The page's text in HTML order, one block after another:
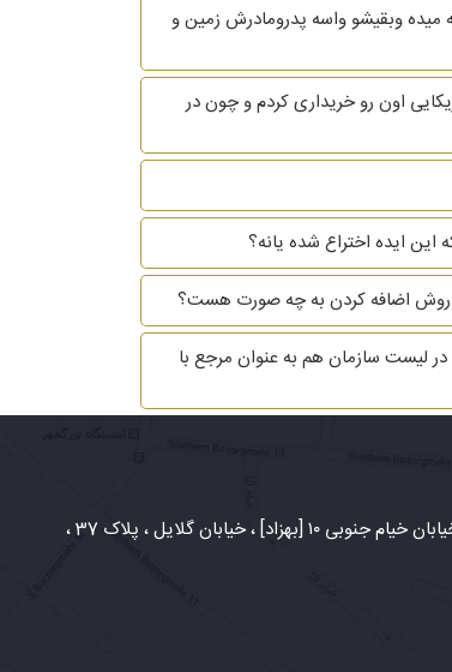
وبقیشو واسه پدرومادرش زمین و
اون رو خریداری کردم و چون در
این ایده اختراع شده یانه؟
روش اضافه کردن به چه صورت هست؟
لیست سازمان هم به عنوان مرجع با
شهر مشهد، بلوار سجاد ، خیابان خیام جنوبی ۱۰ [بهزاد] ، خیابان گلایل ، پلاک 37 ،